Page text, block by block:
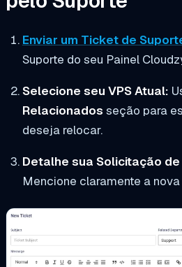
Enviar um Ticket de
Suporte do seu Painel
Selecione seu VPS Atual:
Relacionados seção para
deseja relocar.
Detalhe sua Solicitação
Mencione claramente a